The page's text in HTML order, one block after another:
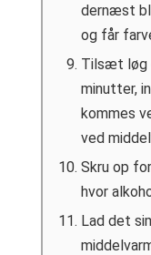
dernæst
og får
Tilsæt løg
minutter,
kommes
ved
Skru op
hvor
Lad det